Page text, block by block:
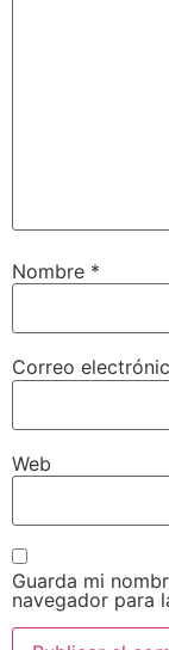
Nombre *
Correo
Web
Guarda mi
navegador para